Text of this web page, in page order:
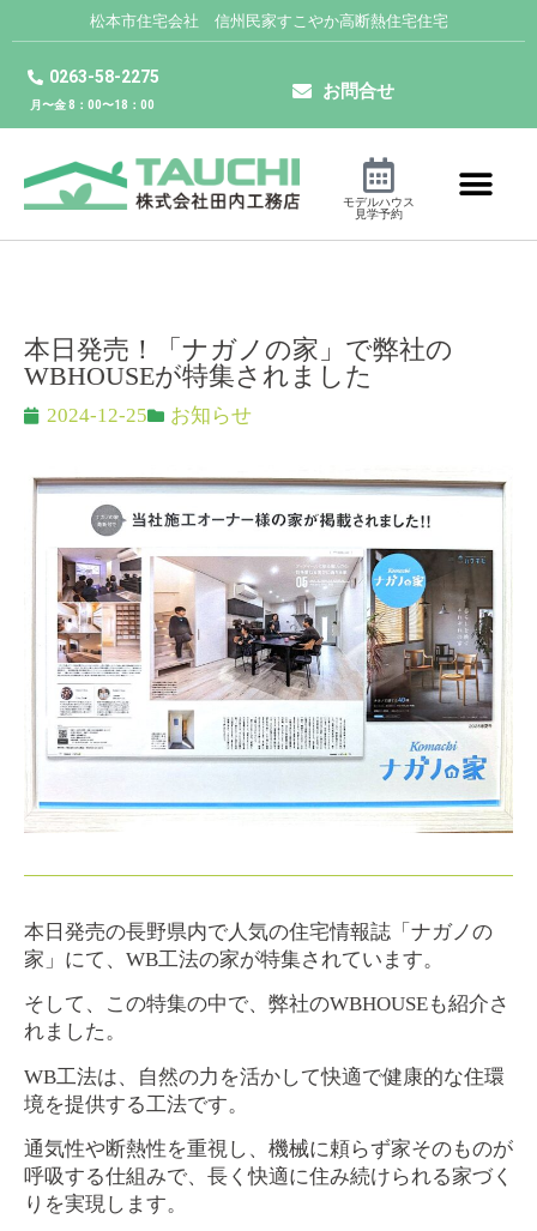
松本市住宅会社 信州民家すこやか高断熱住宅住宅
0263-58-2275
月〜金 8：00〜18：00
お問合せ
モデルハウス
見学予約
本日発売！「ナガノの家」で弊社の
WBHOUSEが特集されました
2024-12-25 お知らせ
本日発売の長野県内で人気の住宅情報誌「ナガノの
家」にて、WB工法の家が特集されています。
そして、この特集の中で、弊社のWBHOUSEも紹介さ
れました。
WB工法は、自然の力を活かして快適で健康的な住環
境を提供する工法です。
通気性や断熱性を重視し、機械に頼らず家そのものが
呼吸する仕組みで、長く快適に住み続けられる家づく
りを実現します。